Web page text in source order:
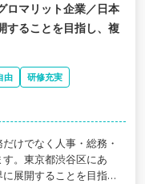
ロマリット企業／日本
することを目指し、複
由
研修充実
けでなく人事・総務・
。東京都渋谷区にあ
展開することを目指